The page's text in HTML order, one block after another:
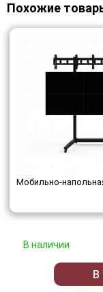
Похожие
Мобильно-
В наличии
В